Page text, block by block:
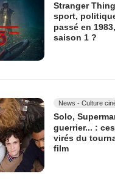
Stranger
sport,
passé en
saison 1 ?
News - Culture
Solo,
guerrier... :
virés du
film